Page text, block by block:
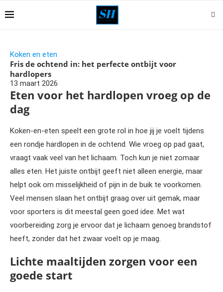
Koken en eten
Fris de ochtend in: het perfecte ontbijt voor
hardlopers
13 maart 2026
Eten voor het hardlopen vroeg op de
dag
Koken-en-eten speelt een grote rol in hoe jij je voelt tijdens
een rondje hardlopen in de ochtend. Wie vroeg op pad gaat,
vraagt vaak veel van het lichaam. Toch kun je niet zomaar
alles eten. Het juiste ontbijt geeft niet alleen energie, maar
helpt ook om misselijkheid of pijn in de buik te voorkomen.
Veel mensen slaan het ontbijt graag over uit gemak, maar
voor sporters is dit meestal geen goed idee. Met wat
voorbereiding zorg je ervoor dat je lichaam genoeg brandstof
heeft, zonder dat het zwaar voelt op je maag.
Lichte maaltijden zorgen voor een
goede start